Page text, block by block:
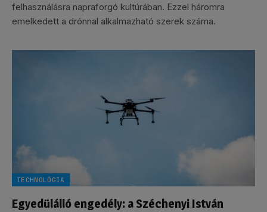
felhasználásra napraforgó kultúrában. Ezzel háromra
emelkedett a drónnal alkalmazható szerek száma.
TECHNOLÓGIA
Egyedülálló engedély: a Széchenyi István